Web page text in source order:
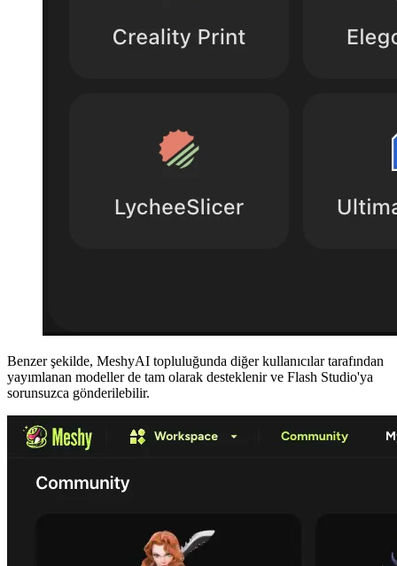
Benzer şekilde, MeshyAI topluluğunda diğer kullanıcılar tarafından
yayımlanan modeller de tam olarak desteklenir ve Flash Studio'ya
sorunsuzca gönderilebilir.